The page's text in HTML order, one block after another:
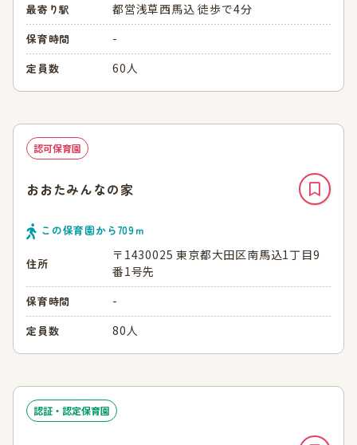
最寄り駅 都営浅草西馬込 徒歩で4分
保育時間 -
定員数 60人
認可保育園
おおたみんなの家
この保育園から709ｍ
住所
〒1430025 東京都大田区南馬込1丁目9
番1号先
保育時間 -
定員数 80人
認証・認定保育園